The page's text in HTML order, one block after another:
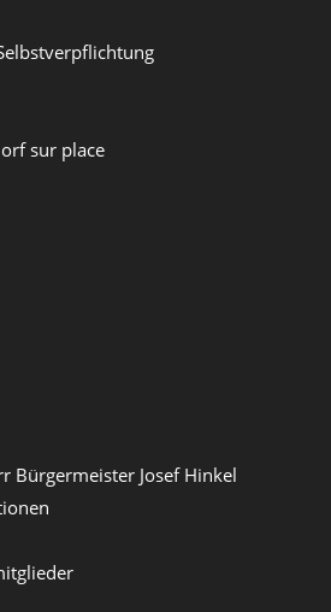
sur place
Bürgermeister Josef Hinkel